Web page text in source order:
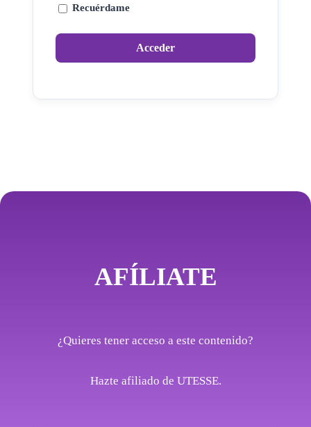
Recuérdame
AFÍLIATE
¿Quieres tener acceso a este contenido?
Hazte afiliado de UTESSE.